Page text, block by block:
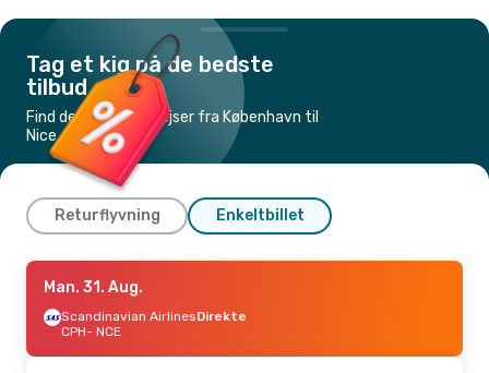
Tag et kig på de bedste
tilbud
Find de billigste flyrejser fra København til
Nice
Returflyvning Enkeltbillet
Man. 31. Aug.
Scandinavian AirlinesDirekte
CPH- NCE
NCE- CPH
Man. 31. Aug.
Scandinavian AirlinesDirekte
CPH- NCE